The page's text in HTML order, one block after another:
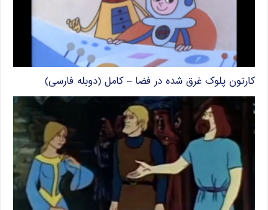
کارتون پلوک غرق شده در فضا – کامل (دوبله فارسی)